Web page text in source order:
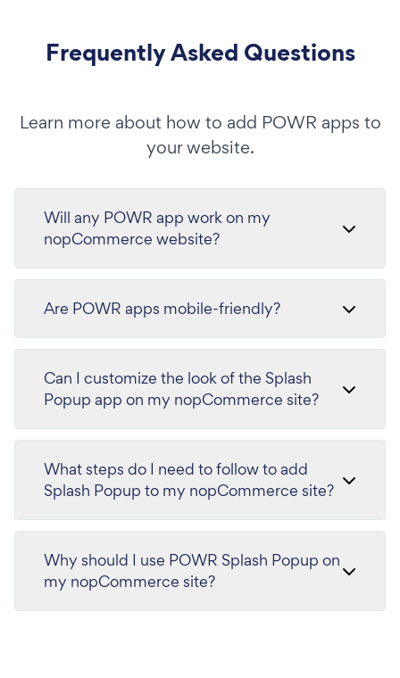
Frequently Asked Questions
Learn more about how to add POWR apps to
your website.
Will any POWR app work on my
nopCommerce website?
Are POWR apps mobile-friendly?
Can I customize the look of the Splash
Popup app on my nopCommerce site?
What steps do I need to follow to add
Splash Popup to my nopCommerce site?
Why should I use POWR Splash Popup on
my nopCommerce site?